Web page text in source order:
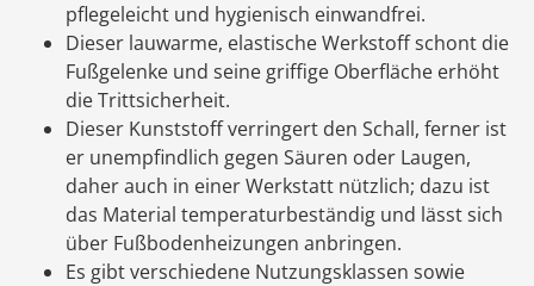
pflegeleicht und hygienisch einwandfrei.
Dieser lauwarme, elastische Werkstoff schont die
Fußgelenke und seine griffige Oberfläche erhöht
die Trittsicherheit.
Dieser Kunststoff verringert den Schall, ferner ist
er unempfindlich gegen Säuren oder Laugen,
daher auch in einer Werkstatt nützlich; dazu ist
das Material temperaturbeständig und lässt sich
über Fußbodenheizungen anbringen.
Es gibt verschiedene Nutzungsklassen sowie